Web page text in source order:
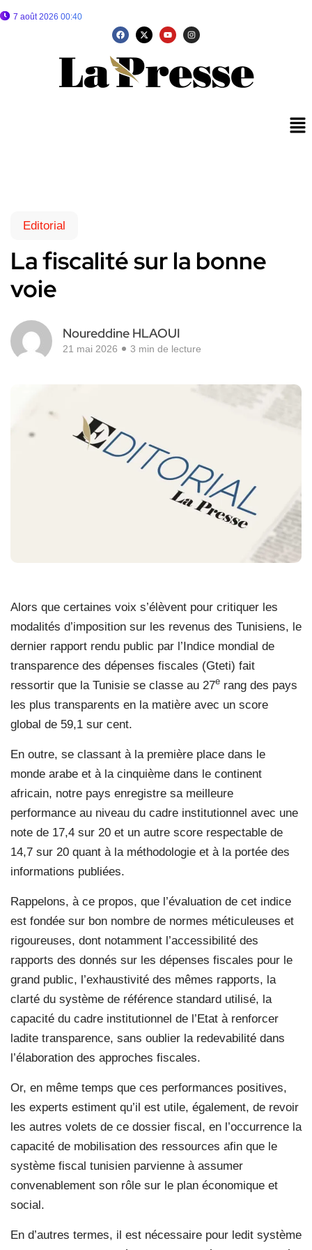
7 août 2026 00:40
Editorial
La fiscalité sur la bonne
voie
Noureddine HLAOUI
21 mai 2026 3 min de lecture
Alors que certaines voix s’élèvent pour critiquer les
modalités d’imposition sur les revenus des Tunisiens, le
dernier rapport rendu public par l’Indice mondial de
transparence des dépenses fiscales (Gteti) fait
ressortir que la Tunisie se classe au 27e rang des pays
les plus transparents en la matière avec un score
global de 59,1 sur cent.
En outre, se classant à la première place dans le
monde arabe et à la cinquième dans le continent
africain, notre pays enregistre sa meilleure
performance au niveau du cadre institutionnel avec une
note de 17,4 sur 20 et un autre score respectable de
14,7 sur 20 quant à la méthodologie et à la portée des
informations publiées.
Rappelons, à ce propos, que l’évaluation de cet indice
est fondée sur bon nombre de normes méticuleuses et
rigoureuses, dont notamment l’accessibilité des
rapports des donnés sur les dépenses fiscales pour le
grand public, l’exhaustivité des mêmes rapports, la
clarté du système de référence standard utilisé, la
capacité du cadre institutionnel de l’Etat à renforcer
ladite transparence, sans oublier la redevabilité dans
l’élaboration des approches fiscales.
Or, en même temps que ces performances positives,
les experts estiment qu’il est utile, également, de revoir
les autres volets de ce dossier fiscal, en l’occurrence la
capacité de mobilisation des ressources afin que le
système fiscal tunisien parvienne à assumer
convenablement son rôle sur le plan économique et
social.
En d’autres termes, il est nécessaire pour ledit système